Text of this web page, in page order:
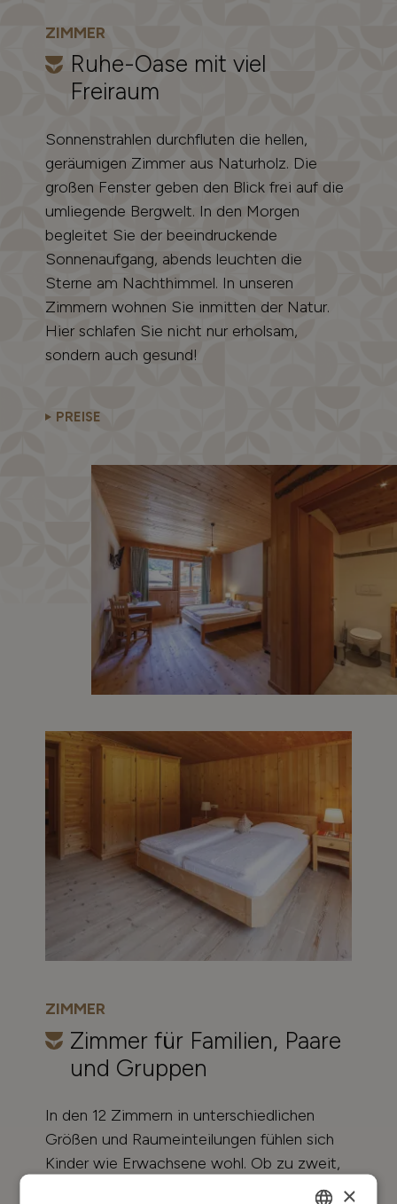
ZIMMER
Ruhe-Oase mit viel
Freiraum
Sonnenstrahlen durchfluten die hellen,
geräumigen Zimmer aus Naturholz. Die
großen Fenster geben den Blick frei auf die
umliegende Bergwelt. In den Morgen
begleitet Sie der beeindruckende
Sonnenaufgang, abends leuchten die
Sterne am Nachthimmel. In unseren
Zimmern wohnen Sie inmitten der Natur.
Hier schlafen Sie nicht nur erholsam,
sondern auch gesund!
PREISE
ZIMMER
Zimmer für Familien, Paare
und Gruppen
In den 12 Zimmern in unterschiedlichen
Größen und Raumeinteilungen fühlen sich
Kinder wie Erwachsene wohl. Ob zu zweit,
×